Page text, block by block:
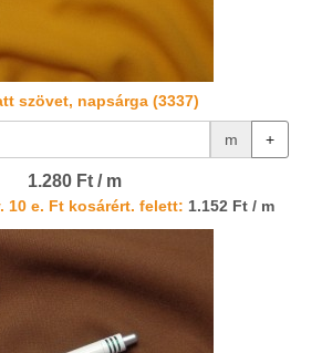
szövet, napsárga (3337)
m +
1.280 Ft / m
10 e. Ft kosárért. felett: 1.152 Ft / m